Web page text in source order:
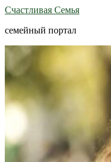
Счастливая Семья
семейный портал